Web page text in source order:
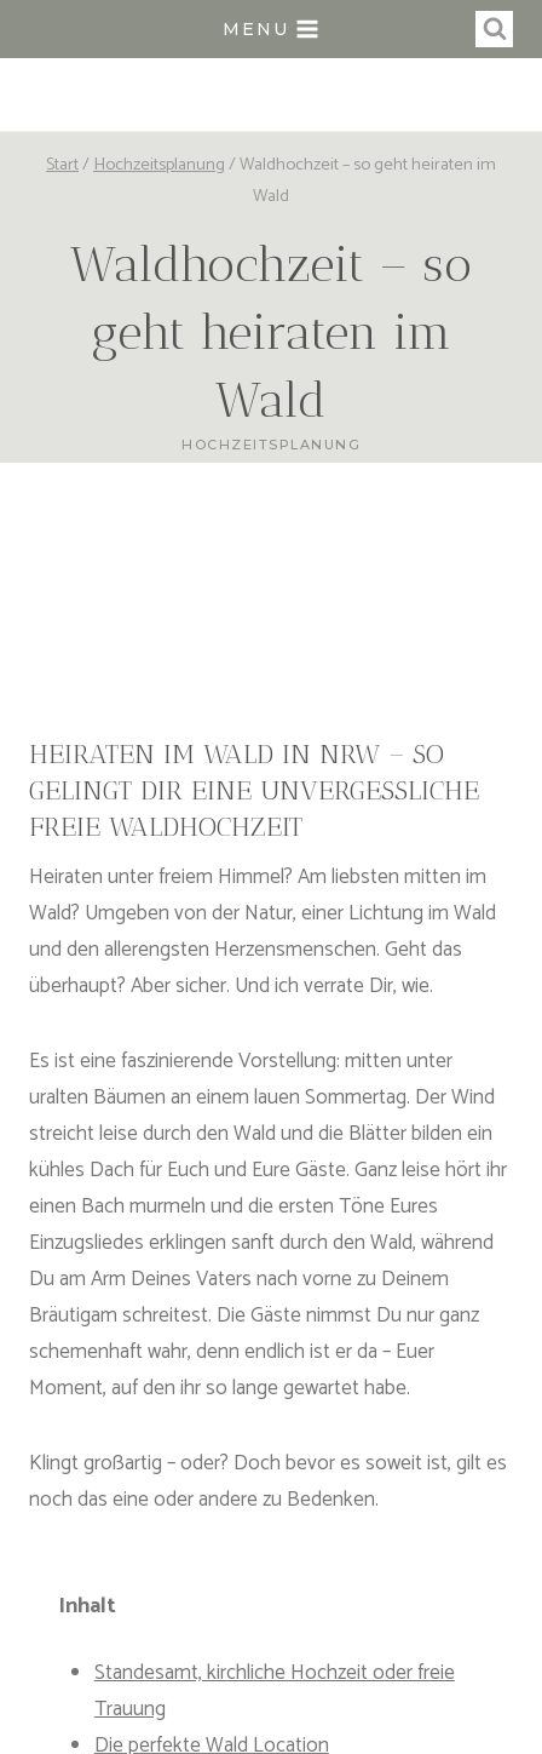
Inhalt
MENU
Start/Hochzeitsplanung/Waldhochzeit – so geht heiraten im
Wald
Waldhochzeit – so
geht heiraten im
Wald
HOCHZEITSPLANUNG
HEIRATEN IM WALD IN NRW – SO
GELINGT DIR EINE UNVERGESSLICHE
FREIE WALDHOCHZEIT
Heiraten unter freiem Himmel? Am liebsten mitten im
Wald? Umgeben von der Natur, einer Lichtung im Wald
und den allerengsten Herzensmenschen. Geht das
überhaupt? Aber sicher. Und ich verrate Dir, wie.
Es ist eine faszinierende Vorstellung: mitten unter
uralten Bäumen an einem lauen Sommertag. Der Wind
streicht leise durch den Wald und die Blätter bilden ein
kühles Dach für Euch und Eure Gäste. Ganz leise hört ihr
einen Bach murmeln und die ersten Töne Eures
Einzugsliedes erklingen sanft durch den Wald, während
Du am Arm Deines Vaters nach vorne zu Deinem
Bräutigam schreitest. Die Gäste nimmst Du nur ganz
schemenhaft wahr, denn endlich ist er da – Euer
Moment, auf den ihr so lange gewartet habe.
Klingt großartig – oder? Doch bevor es soweit ist, gilt es
noch das eine oder andere zu Bedenken.
Inhalt
Standesamt, kirchliche Hochzeit oder freie
Trauung
Die perfekte Wald Location